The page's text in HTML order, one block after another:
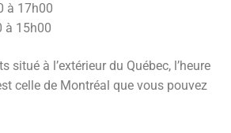
17h00
15h00
situé à l’extérieur du Québec, l’heure
celle de Montréal que vous pouvez